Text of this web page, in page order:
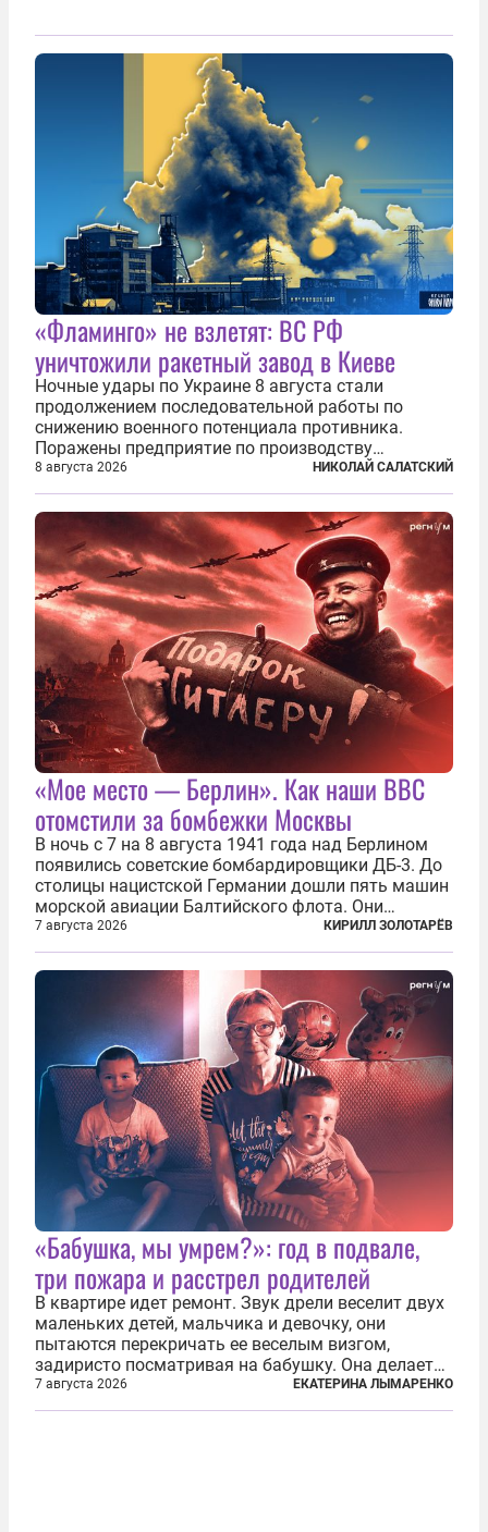
«Фламинго» не взлетят: ВС РФ
уничтожили ракетный завод в Киеве
Ночные удары по Украине 8 августа стали
продолжением последовательной работы по
снижению военного потенциала противника.
Поражены предприятие по производству
крылатых ракет, крупный склад топлива и два
сухогруза с военными грузами. Дополнительно
нанесены удары по объектам в ряде городов. В
Киеве...
8 августа 2026 НИКОЛАЙ САЛАТСКИЙ
«Мое место — Берлин». Как наши ВВС
отомстили за бомбежки Москвы
В ночь с 7 на 8 августа 1941 года над Берлином
появились советские бомбардировщики ДБ-3. До
столицы нацистской Германии дошли пять машин
морской авиации Балтийского флота. Они
сбросили бомбы на город, который в тот момент
жил в полной уверенности, что война идет где-то
далеко на востоке, Красная...
7 августа 2026 КИРИЛЛ ЗОЛОТАРЁВ
«Бабушка, мы умрем?»: год в подвале,
три пожара и расстрел родителей
В квартире идет ремонт. Звук дрели веселит двух
маленьких детей, мальчика и девочку, они
пытаются перекричать ее веселым визгом,
задиристо посматривая на бабушку. Она делает
им замечание, но внуки чувствуют, что она
сердится невсерьез. И это правда: дрель, конечно,
7 августа 2026 ЕКАТЕРИНА ЛЫМАРЕНКО